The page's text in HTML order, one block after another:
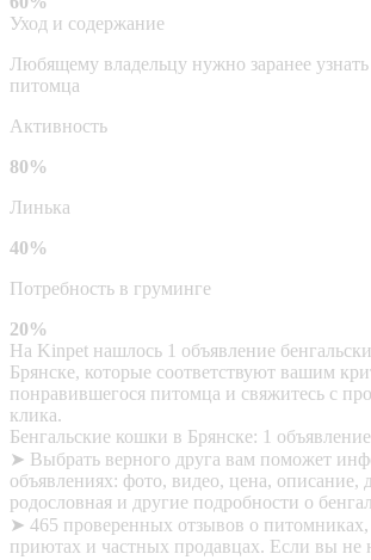
Уход и содержание
Любящему владельцу нужно заранее узнать
питомца
Активность
80%
Линька
40%
Потребность в груминге
20%
На Kinpet нашлось 1 объявление
Брянске, которые соответствуют вашим
понравившегося питомца и свяжитесь с
клика.
Бенгальские кошки в Брянске: 1
➤ Выбрать верного друга вам поможет
объявлениях: фото, видео, цена, описание,
родословная и другие подробности о
➤ 465 проверенных отзывов о питомниках,
приютах и частных продавцах. Если вы не